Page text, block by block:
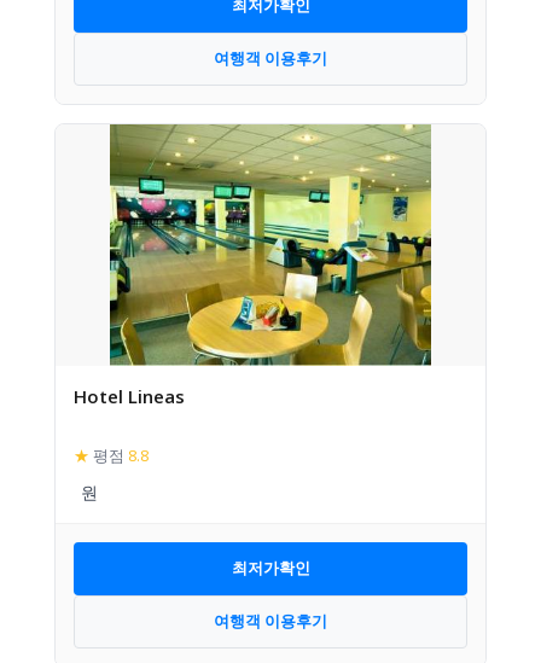
최저가확인
여행객 이용후기
Hotel Lineas
★ 평점 8.8
최저가확인
여행객 이용후기